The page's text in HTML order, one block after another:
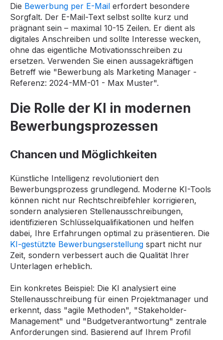
Die Bewerbung per E-Mail erfordert besondere
Sorgfalt. Der E-Mail-Text selbst sollte kurz und
prägnant sein – maximal 10-15 Zeilen. Er dient als
digitales Anschreiben und sollte Interesse wecken,
ohne das eigentliche Motivationsschreiben zu
ersetzen. Verwenden Sie einen aussagekräftigen
Betreff wie "Bewerbung als Marketing Manager -
Referenz: 2024-MM-01 - Max Muster".
Die Rolle der KI in modernen
Bewerbungsprozessen
Chancen und Möglichkeiten
Künstliche Intelligenz revolutioniert den
Bewerbungsprozess grundlegend. Moderne KI-Tools
können nicht nur Rechtschreibfehler korrigieren,
sondern analysieren Stellenausschreibungen,
identifizieren Schlüsselqualifikationen und helfen
dabei, Ihre Erfahrungen optimal zu präsentieren. Die
KI-gestützte Bewerbungserstellung spart nicht nur
Zeit, sondern verbessert auch die Qualität Ihrer
Unterlagen erheblich.
Ein konkretes Beispiel: Die KI analysiert eine
Stellenausschreibung für einen Projektmanager und
erkennt, dass "agile Methoden", "Stakeholder-
Management" und "Budgetverantwortung" zentrale
Anforderungen sind. Basierend auf Ihrem Profil